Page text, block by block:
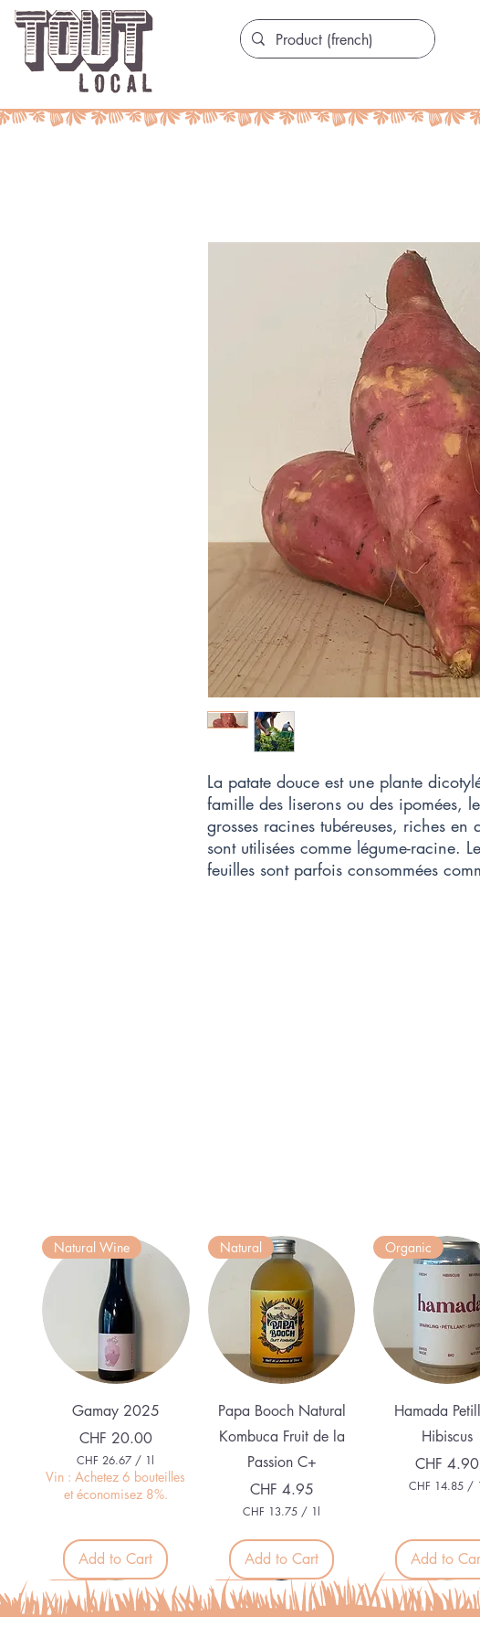
La patate douce est une plante
famille des liserons ou des ipomées,
grosses racines tubéreuses, riches en
sont utilisées comme légume-racine.
feuilles sont parfois consommées
Quick View
Natural Wine
Gamay 2025
Price
CHF 20.00
CHF 26.67 / 1l
C
H
F
.
6
7
p
e
Vin : Achetez 6 bouteilles
et économisez 8%.
Add to Cart
Quick View
Natural
Papa Booch Natural
Kombuca Fruit de la
Passion C+
Price
CHF 4.95
CHF 13.75 / 1l
H
F
1
3
.
Add to Cart
Quick View
Organic
Hamada
Hibiscus
Price
CHF 4.90
CHF 14.85 /
1
.
8
5
Add to
Nouveau Nouveau Nouveau
Nouveau